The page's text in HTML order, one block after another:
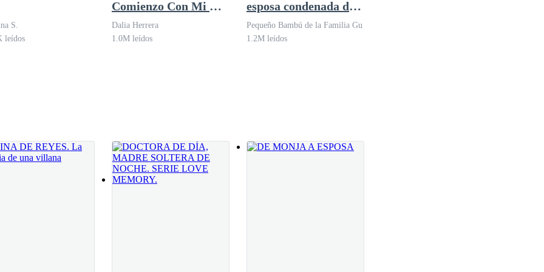
S.
leídos
Comienzo Con Mi Ex-
esposo
Dalia Herrera
1.0M leídos
esposa condenada del
Jefe paranoico y
dominante
Pequeño Bambú de la Familia Gu
1.2M leídos